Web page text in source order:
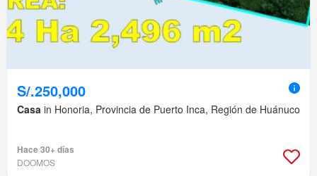
S/.250,000
Casa in Honoria, Provincia de Puerto Inca, Región de Huánuco
Hace 30+ días
DOOMOS